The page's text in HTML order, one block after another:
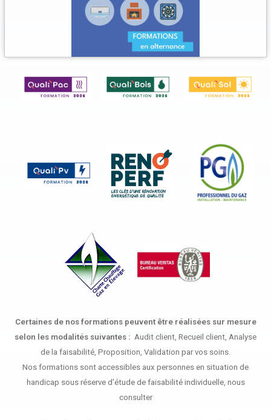
Certaines de nos formations peuvent être réalisées sur mesure
selon les modalités suivantes : Audit client, Recueil client, Analyse
de la faisabilité, Proposition, Validation par vos soins.
Nos formations sont accessibles aux personnes en situation de
handicap sous réserve d’étude de faisabilité individuelle, nous
consulter